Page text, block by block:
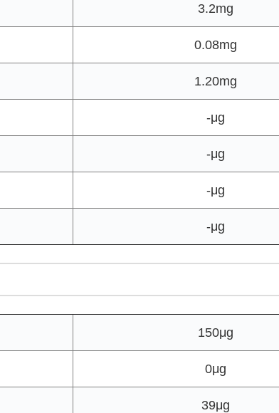
3.2mg
0.08mg
1.20mg
-μg
-μg
-μg
-μg
150μg
0μg
39μg